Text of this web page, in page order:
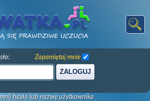
ZALOGUJ
Zapamiętaj mnie
hasło lub nazwę użytkownika